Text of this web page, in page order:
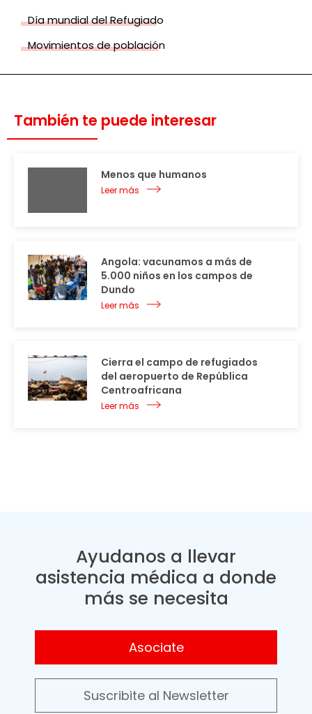
Día mundial del Refugiado
Movimientos de población
También te puede interesar
Menos que humanos
Leer más
Angola: vacunamos a más de
5.000 niños en los campos de
Dundo
Leer más
Cierra el campo de refugiados
del aeropuerto de República
Centroafricana
Leer más
Ayudanos a llevar
asistencia médica a donde
más se necesita
Asociate
Suscribite al Newsletter